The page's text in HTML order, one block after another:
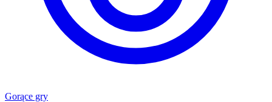
Gorące gry